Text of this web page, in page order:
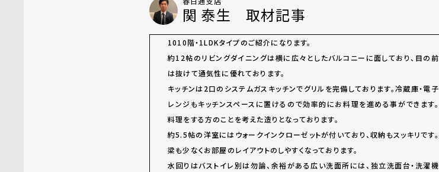
関 泰生 取材記事
1010階・1LDKタイプのご紹介になります。
約12帖のリビングダイニングは横に広々としたバルコニーに面しており、目の前
は抜けて通気性に優れております。
キッチンは2口のシステムガスキッチンでグリルを完備しております。冷蔵庫・電子
レンジもキッチンスペースに置けるので効率的にお料理を進める事ができます。
料理をする方のことを考えた造りとなっております。
約5.5帖の洋室にはウォークインクローゼットが付いており、収納もスッキリです。
梁も少なくお部屋のレイアウトのしやすくなっております。
水回りはバストイレ別は勿論、余裕がある広い洗面所には、独立洗面台・洗濯機